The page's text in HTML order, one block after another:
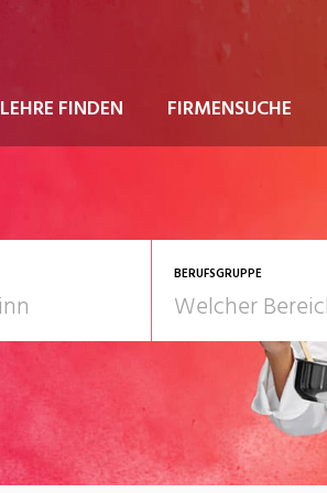
LEHRE FINDEN FIRMENSUCHE
BERUFSGRUPPE
Gesundheit/Pflege/Soziales
Kultur